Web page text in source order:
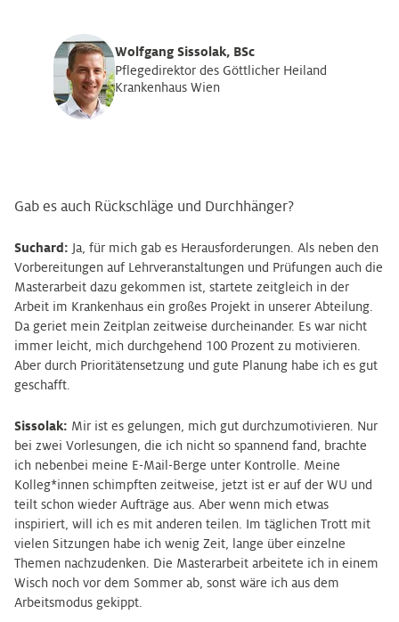
Wolfgang Sissolak, BSc
Pflegedirektor des Göttlicher Heiland
Krankenhaus Wien
Gab es auch Rückschläge und Durchhänger?
Suchard: Ja, für mich gab es Herausforderungen. Als neben den
Vorbereitungen auf Lehrveranstaltungen und Prüfungen auch die
Masterarbeit dazu gekommen ist, startete zeitgleich in der
Arbeit im Krankenhaus ein großes Projekt in unserer Abteilung.
Da geriet mein Zeitplan zeitweise durcheinander. Es war nicht
immer leicht, mich durchgehend 100 Prozent zu motivieren.
Aber durch Prioritätensetzung und gute Planung habe ich es gut
geschafft.
Sissolak: Mir ist es gelungen, mich gut durchzumotivieren. Nur
bei zwei Vorlesungen, die ich nicht so spannend fand, brachte
ich nebenbei meine E-Mail-Berge unter Kontrolle. Meine
Kolleg*innen schimpften zeitweise, jetzt ist er auf der WU und
teilt schon wieder Aufträge aus. Aber wenn mich etwas
inspiriert, will ich es mit anderen teilen. Im täglichen Trott mit
vielen Sitzungen habe ich wenig Zeit, lange über einzelne
Themen nachzudenken. Die Masterarbeit arbeitete ich in einem
Wisch noch vor dem Sommer ab, sonst wäre ich aus dem
Arbeitsmodus gekippt.